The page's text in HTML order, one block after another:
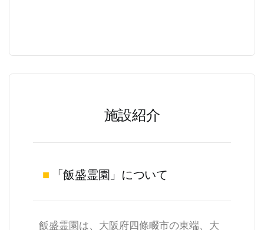
施設紹介
■ 「飯盛霊園」について
飯盛霊園は、大阪府四條畷市の東端、大